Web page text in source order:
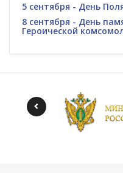
5 сентября - День
8 сентября - День
Героической